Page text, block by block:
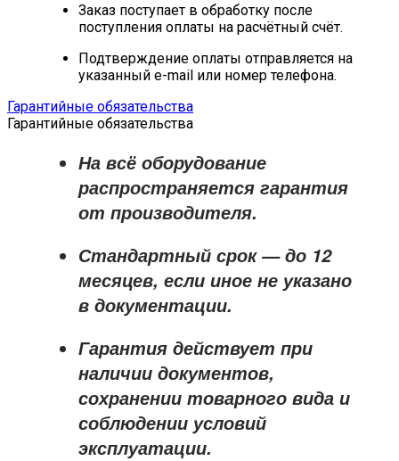
Заказ поступает в обработку после
поступления оплаты на расчётный счёт.
Подтверждение оплаты отправляется на
указанный e-mail или номер телефона.
Гарантийные обязательства
Гарантийные обязательства
На всё оборудование
распространяется гарантия
от производителя.
Стандартный срок — до 12
месяцев, если иное не указано
в документации.
Гарантия действует при
наличии документов,
сохранении товарного вида и
соблюдении условий
эксплуатации.